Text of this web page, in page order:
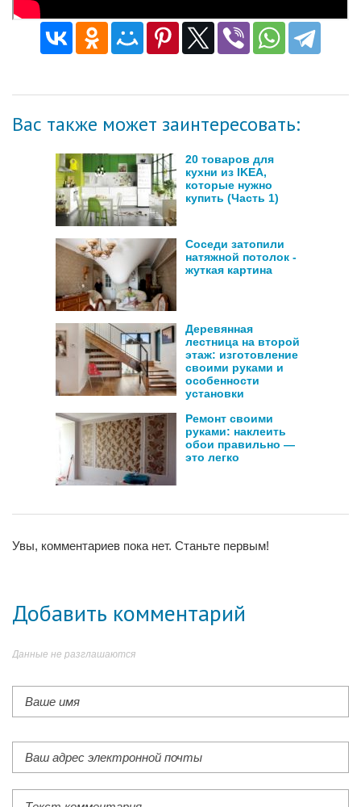
Вас также может заинтересовать:
20 товаров для
кухни из IKEA,
которые нужно
купить (Часть 1)
Соседи затопили
натяжной потолок -
жуткая картина
Деревянная
лестница на второй
этаж: изготовление
своими руками и
особенности
установки
Ремонт своими
руками: наклеить
обои правильно —
это легко
Увы, комментариев пока нет. Станьте первым!
Добавить комментарий
Данные не разглашаются